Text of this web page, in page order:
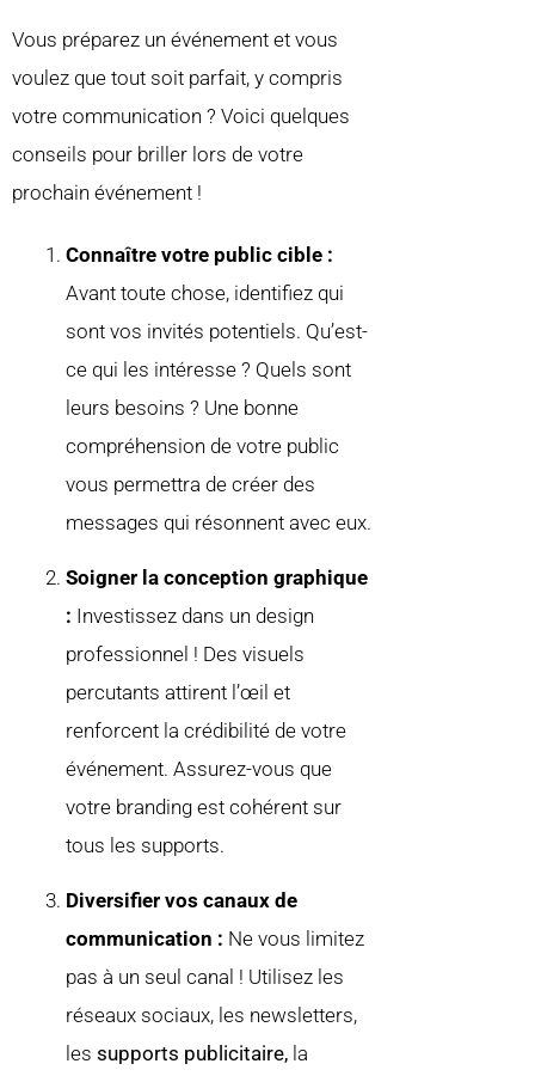
Vous préparez un événement et vous
voulez que tout soit parfait, y compris
votre communication ? Voici quelques
conseils pour briller lors de votre
prochain événement !
Connaître votre public cible :
Avant toute chose, identifiez qui
sont vos invités potentiels. Qu’est-
ce qui les intéresse ? Quels sont
leurs besoins ? Une bonne
compréhension de votre public
vous permettra de créer des
messages qui résonnent avec eux.
Soigner la conception graphique
: Investissez dans un design
professionnel ! Des visuels
percutants attirent l’œil et
renforcent la crédibilité de votre
événement. Assurez-vous que
votre branding est cohérent sur
tous les supports.
Diversifier vos canaux de
communication : Ne vous limitez
pas à un seul canal ! Utilisez les
réseaux sociaux, les newsletters,
les supports publicitaire, la